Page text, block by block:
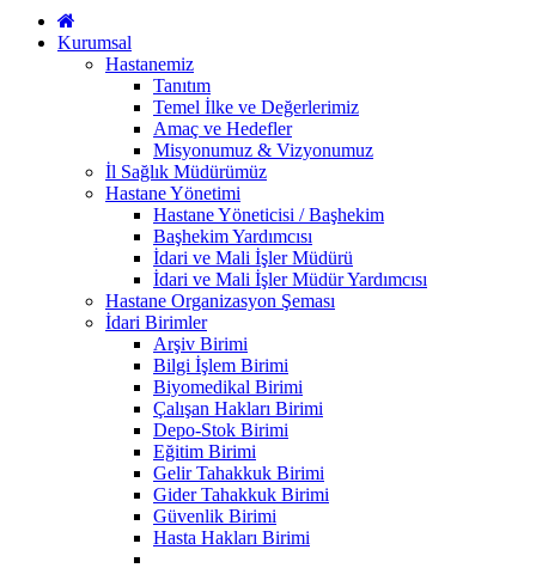
Kurumsal
Hastanemiz
Tanıtım
Temel İlke ve Değerlerimiz
Amaç ve Hedefler
Misyonumuz & Vizyonumuz
İl Sağlık Müdürümüz
Hastane Yönetimi
Hastane Yöneticisi / Başhekim
Başhekim Yardımcısı
İdari ve Mali İşler Müdürü
İdari ve Mali İşler Müdür Yardımcısı
Hastane Organizasyon Şeması
İdari Birimler
Arşiv Birimi
Bilgi İşlem Birimi
Biyomedikal Birimi
Çalışan Hakları Birimi
Depo-Stok Birimi
Eğitim Birimi
Gelir Tahakkuk Birimi
Gider Tahakkuk Birimi
Güvenlik Birimi
Hasta Hakları Birimi